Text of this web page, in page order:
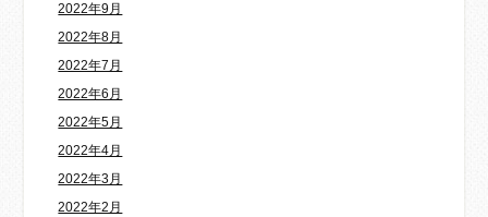
2022年9月
2022年8月
2022年7月
2022年6月
2022年5月
2022年4月
2022年3月
2022年2月